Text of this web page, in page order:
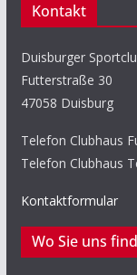
Kontakt
Duisburger
Futterstraße 30
47058 Duisburg
Telefon Clubhaus
Telefon Clubhaus
Kontaktformular
Wo Sie uns